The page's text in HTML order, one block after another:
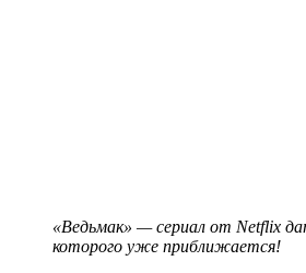
«Ведьмак» — сериал от Netflix
которого уже приближается!